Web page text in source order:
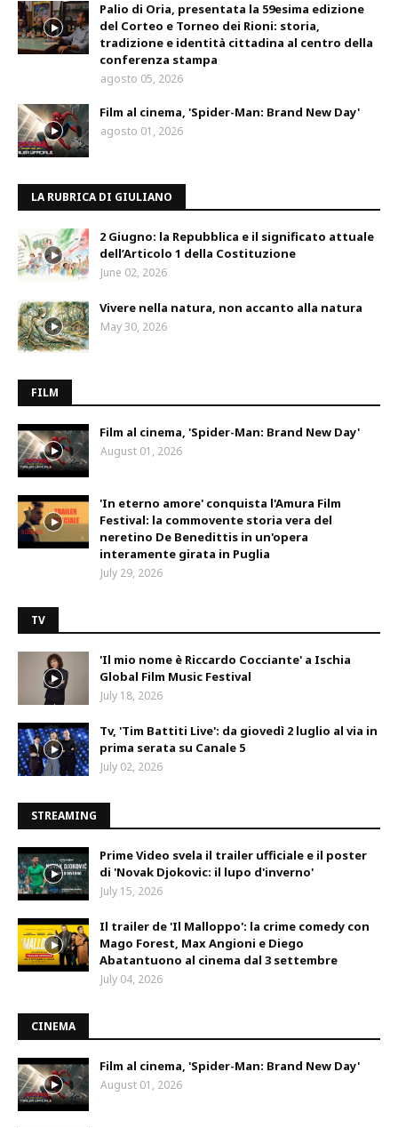
Palio di Oria, presentata la 59esima edizione
del Corteo e Torneo dei Rioni: storia,
tradizione e identità cittadina al centro della
conferenza stampa
agosto 05, 2026
Film al cinema, 'Spider-Man: Brand New Day'
agosto 01, 2026
LA RUBRICA DI GIULIANO
2 Giugno: la Repubblica e il significato attuale
dell’Articolo 1 della Costituzione
June 02, 2026
Vivere nella natura, non accanto alla natura
May 30, 2026
FILM
Film al cinema, 'Spider-Man: Brand New Day'
August 01, 2026
'In eterno amore' conquista l'Amura Film
Festival: la commovente storia vera del
neretino De Benedittis in un'opera
interamente girata in Puglia
July 29, 2026
TV
'Il mio nome è Riccardo Cocciante' a Ischia
Global Film Music Festival
July 18, 2026
Tv, 'Tim Battiti Live': da giovedì 2 luglio al via in
prima serata su Canale 5
July 02, 2026
STREAMING
Prime Video svela il trailer ufficiale e il poster
di 'Novak Djokovic: il lupo d'inverno'
July 15, 2026
Il trailer de 'Il Malloppo': la crime comedy con
Mago Forest, Max Angioni e Diego
Abatantuono al cinema dal 3 settembre
July 04, 2026
CINEMA
Film al cinema, 'Spider-Man: Brand New Day'
August 01, 2026